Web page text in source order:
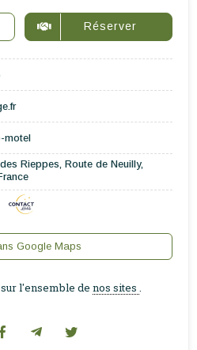
Réserver
motel
Rieppes, Route de Neuilly,
Google Maps
l'ensemble de nos sites